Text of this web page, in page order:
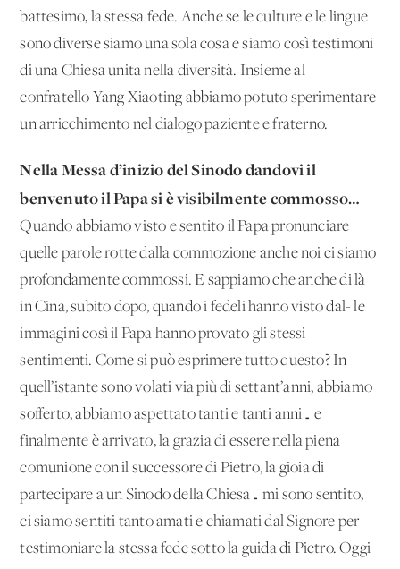
battesimo, la stessa fede. Anche se le culture e le lingue
sono diverse siamo una sola cosa e siamo così testimoni
di una Chiesa unita nella diversità. Insieme al
confratello Yang Xiaoting abbiamo potuto sperimentare
un arricchimento nel dialogo paziente e fraterno.
Nella Messa d’inizio del Sinodo dandovi il
benvenuto il Papa si è visibilmente commosso…
Quando abbiamo visto e sentito il Papa pronunciare
quelle parole rotte dalla commozione anche noi ci siamo
profondamente commossi. E sappiamo che anche di là
in Cina, subito dopo, quando i fedeli hanno visto dal- le
immagini così il Papa hanno provato gli stessi
sentimenti. Come si può esprimere tutto questo? In
quell’istante sono volati via più di settant’anni, abbiamo
sofferto, abbiamo aspettato tanti e tanti anni… e
finalmente è arrivato, la grazia di essere nella piena
comunione con il successore di Pietro, la gioia di
partecipare a un Sinodo della Chiesa… mi sono sentito,
ci siamo sentiti tanto amati e chiamati dal Signore per
testimoniare la stessa fede sotto la guida di Pietro. Oggi